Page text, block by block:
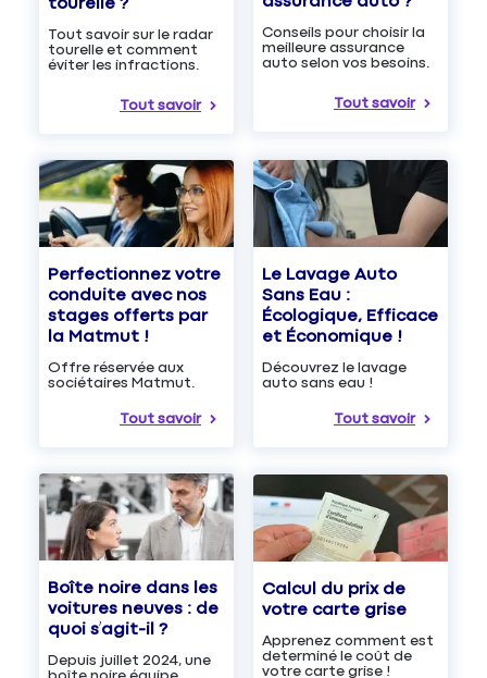
Tout savoir sur le radar
tourelle et comment
éviter les infractions.
Tout savoir
Conseils pour choisir la
meilleure assurance
auto selon vos besoins.
Tout savoir
Perfectionnez votre
conduite avec nos
stages offerts par
la Matmut !
Offre réservée aux
sociétaires Matmut.
Tout savoir
Le Lavage Auto
Sans Eau :
Écologique, Efficace
et Économique !
Découvrez le lavage
auto sans eau !
Tout savoir
Boîte noire dans les
voitures neuves : de
quoi s’agit-il ?
Depuis juillet 2024, une
Calcul du prix de
votre carte grise
Apprenez comment est
determiné le coût de
votre carte grise !